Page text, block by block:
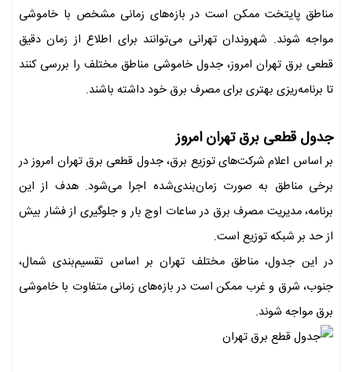
مناطق پایتخت ممکن است در بازه‌های زمانی مشخص با خاموشی
مواجه شوند. شهروندان تهرانی می‌توانند برای اطلاع از زمان دقیق
قطعی برق تهران امروز، جدول خاموشی مناطق مختلف را بررسی کنند
تا برنامه‌ریزی بهتری برای مصرف برق خود داشته باشند.
جدول قطعی برق تهران امروز
بر اساس اعلام شرکت‌های توزیع برق، جدول قطعی برق تهران امروز در
برخی مناطق به صورت زمان‌بندی‌شده اجرا می‌شود. هدف از این
برنامه، مدیریت مصرف برق در ساعات اوج بار و جلوگیری از فشار بیش
از حد بر شبکه توزیع است.
در این جدول، مناطق مختلف تهران بر اساس تقسیم‌بندی شمال،
جنوب، شرق و غرب ممکن است در بازه‌های زمانی متفاوت با خاموشی
برق مواجه شوند.